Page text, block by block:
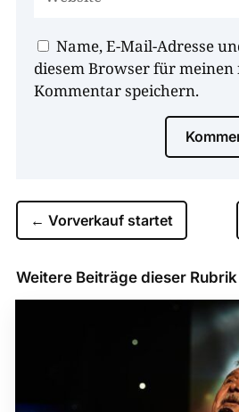
Name, E-Mail-Adresse
diesem Browser für meinen
Kommentar speichern.
← Vorverkauf startet
Weitere Beiträge dieser